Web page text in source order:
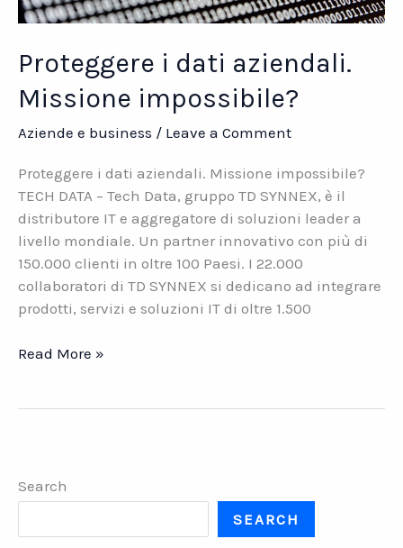
Proteggere i dati aziendali.
Missione impossibile?
Aziende e business / Leave a Comment
Proteggere i dati aziendali. Missione impossibile?
TECH DATA – Tech Data, gruppo TD SYNNEX, è il
distributore IT e aggregatore di soluzioni leader a
livello mondiale. Un partner innovativo con più di
150.000 clienti in oltre 100 Paesi. I 22.000
collaboratori di TD SYNNEX si dedicano ad integrare
prodotti, servizi e soluzioni IT di oltre 1.500
Proteggere
Read More »
Search
SEARCH